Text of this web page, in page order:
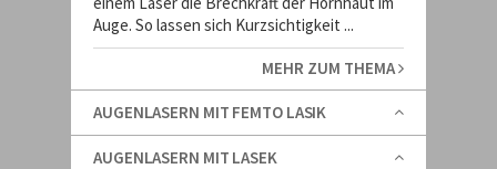
Auge. So lassen sich Kurzsichtigkeit ...
MEHR ZUM THEMA
AUGENLASERN MIT FEMTO LASIK
AUGENLASERN MIT LASEK